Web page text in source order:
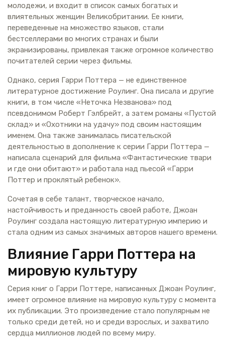
молодежи, и входит в список самых богатых и
влиятельных женщин Великобритании. Ее книги,
переведенные на множество языков, стали
бестселлерами во многих странах и были
экранизированы, привлекая также огромное количество
почитателей серии через фильмы.
Однако, серия Гарри Поттера — не единственное
литературное достижение Роулинг. Она писала и другие
книги, в том числе «Неточка Незванова» под
псевдонимом Роберт Гэлбрейт, а затем романы «Пустой
склад» и «Охотники на удачу» под своим настоящим
именем. Она также занималась писательской
деятельностью в дополнение к серии Гарри Поттера —
написала сценарий для фильма «Фантастические твари
и где они обитают» и работала над пьесой «Гарри
Поттер и проклятый ребенок».
Сочетая в себе талант, творческое начало,
настойчивость и преданность своей работе, Джоан
Роулинг создала настоящую литературную империю и
стала одним из самых значимых авторов нашего времени.
Влияние Гарри Поттера на
мировую культуру
Серия книг о Гарри Поттере, написанных Джоан Роулинг,
имеет огромное влияние на мировую культуру с момента
их публикации. Это произведение стало популярным не
только среди детей, но и среди взрослых, и захватило
сердца миллионов людей по всему миру.